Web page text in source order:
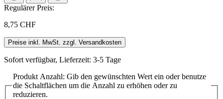
Regulärer Preis:
8,75 CHF
Preise inkl. MwSt. zzgl. Versandkosten
Sofort verfügbar, Lieferzeit: 3-5 Tage
Produkt Anzahl: Gib den gewünschten Wert ein oder benutze
die Schaltflächen um die Anzahl zu erhöhen oder zu
reduzieren.